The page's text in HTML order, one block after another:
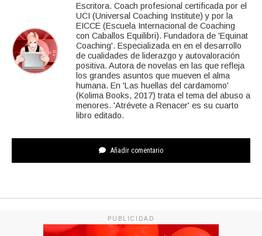
Escritora. Coach profesional certificada por el
UCI (Universal Coaching Institute) y por la
EICCE (Escuela Internacional de Coaching
con Caballos Equilibri). Fundadora de 'Equinat
Coaching'. Especializada en en el desarrollo
de cualidades de liderazgo y autovaloración
positiva. Autora de novelas en las que refleja
los grandes asuntos que mueven el alma
humana. En 'Las huellas del cardamomo'
(Kolima Books, 2017) trata el tema del abuso a
menores. 'Atrévete a Renacer' es su cuarto
libro editado.
Añadir comentario
PUBLICIDAD